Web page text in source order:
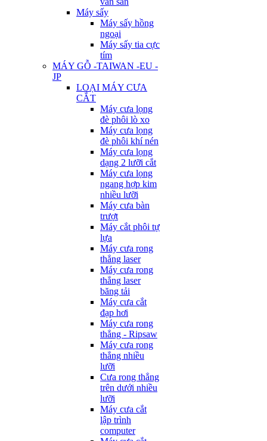
Máy sấy
Máy sấy hồng
ngoại
Máy sấy tia cực
tím
MÁY GỖ -TAIWAN -EU -
JP
LOẠI MÁY CƯA
CẮT
Máy cưa lọng
đè phôi lò xo
Máy cưa lọng
đè phôi khí nén
Máy cưa lọng
dạng 2 lưỡi cắt
Máy cưa lọng
ngang hợp kim
nhiều lưỡi
Máy cưa bàn
trượt
Máy cắt phôi tự
lựa
Máy cưa rong
thẳng laser
Máy cưa rong
thẳng laser
băng tải
Máy cưa cắt
đạp hơi
Máy cưa rong
thẳng - Ripsaw
Máy cưa rong
thẳng nhiều
lưỡi
Cưa rong thẳng
trên dưới nhiều
lưỡi
Máy cưa cắt
lập trình
computer